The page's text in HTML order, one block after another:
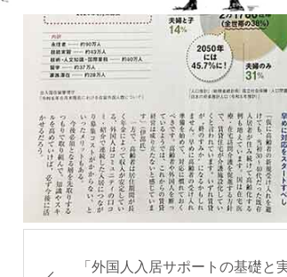
「外国人入居サポートの基礎と